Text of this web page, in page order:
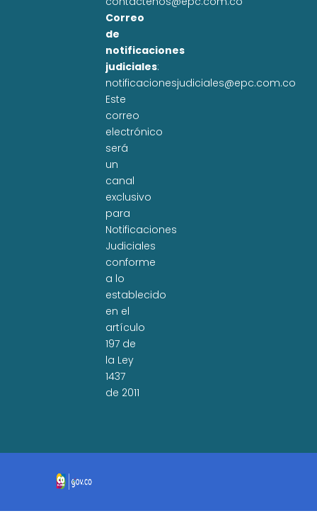
Correo
de
notificaciones
judiciales:
notificacionesjudiciales@epc.com.co
Este
correo
electrónico
será
un
canal
exclusivo
para
Notificaciones
Judiciales
conforme
a lo
establecido
en el
artículo
197 de
la Ley
1437
de 2011